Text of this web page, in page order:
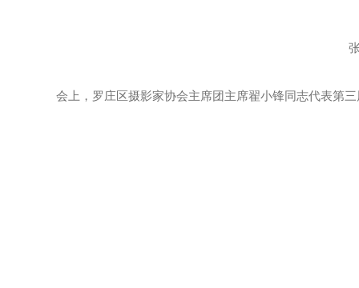
张
会上，罗庄区摄影家协会主席团主席翟小锋同志代表第三